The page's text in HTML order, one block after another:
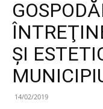
ŞI
14/02/2019